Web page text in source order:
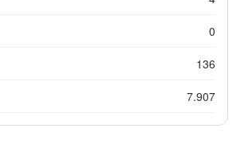
0
136
7.907